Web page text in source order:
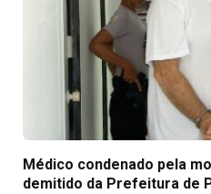
Médico condenado pela
demitido da Prefeitura de